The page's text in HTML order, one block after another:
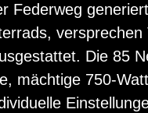
Federweg
versprechen
Die 85
mächtige 750-